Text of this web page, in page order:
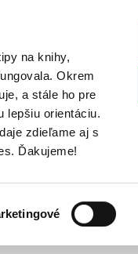
na knihy,
Okrem
a stále ho pre
lepšiu orientáciu.
zdieľame aj s
Ďakujeme!